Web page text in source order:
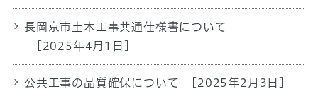
長岡京市土木工事共通仕様書について
[2025年4月1日]
公共工事の品質確保について [2025年2月3日]